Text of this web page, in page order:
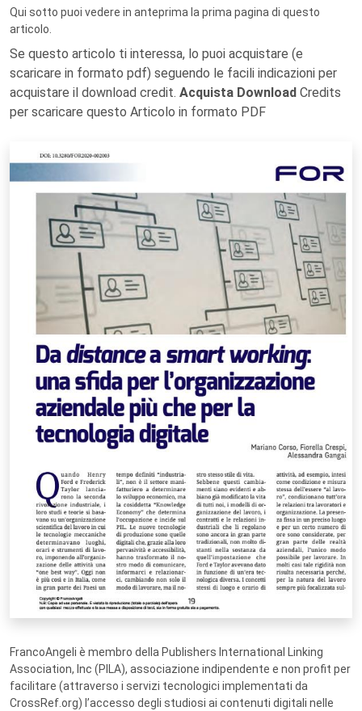
Qui sotto puoi vedere in anteprima la prima pagina di questo
articolo.
Se questo articolo ti interessa, lo puoi acquistare (e
scaricare in formato pdf) seguendo le facili indicazioni per
acquistare il download credit. Acquista Download Credits
per scaricare questo Articolo in formato PDF
FrancoAngeli è membro della Publishers International Linking
Association, Inc (PILA), associazione indipendente e non profit per
facilitare (attraverso i servizi tecnologici implementati da
CrossRef.org) l’accesso degli studiosi ai contenuti digitali nelle